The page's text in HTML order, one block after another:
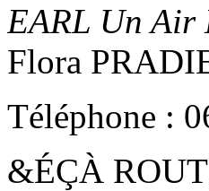
EARL Un Air
Flora
Téléphone :
&ÉÇÀ